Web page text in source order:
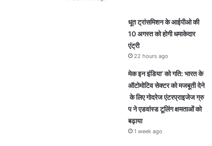
धूत ट्रांसमिशन के आईपीओ की
10 अगस्त को होगी धमाकेदार
एंट्री
22 hours ago
मेक इन इंडिया’ को गति: भारत के
ऑटोमोटिव सेक्टर को मजबूती देने
के लिए गोदरेज एंटरप्राइजेज ग्रु
प ने एडवांस्ड टूलिंग क्षमताओं को
बढ़ाया
1 week ago